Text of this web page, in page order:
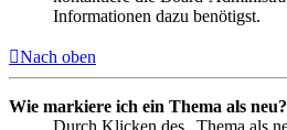
Informationen dazu benötigst.
Nach oben
Wie markiere ich ein Thema als neu?
Durch Klicken des „Thema als